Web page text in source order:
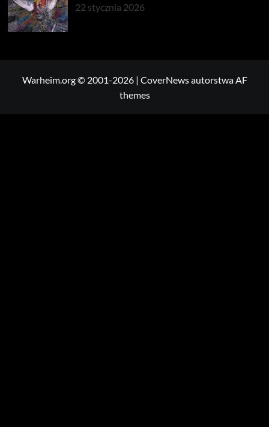
22 stycznia 2026
Warheim.org © 2001-2026 | CoverNewsautorstwa AF
themes